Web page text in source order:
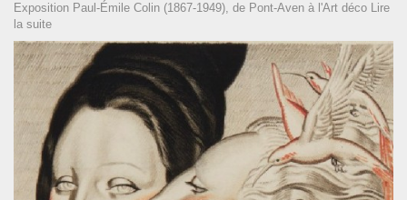
Exposition Paul-Émile Colin (1867-1949), de Pont-Aven à l'Art déco Lire
la suite